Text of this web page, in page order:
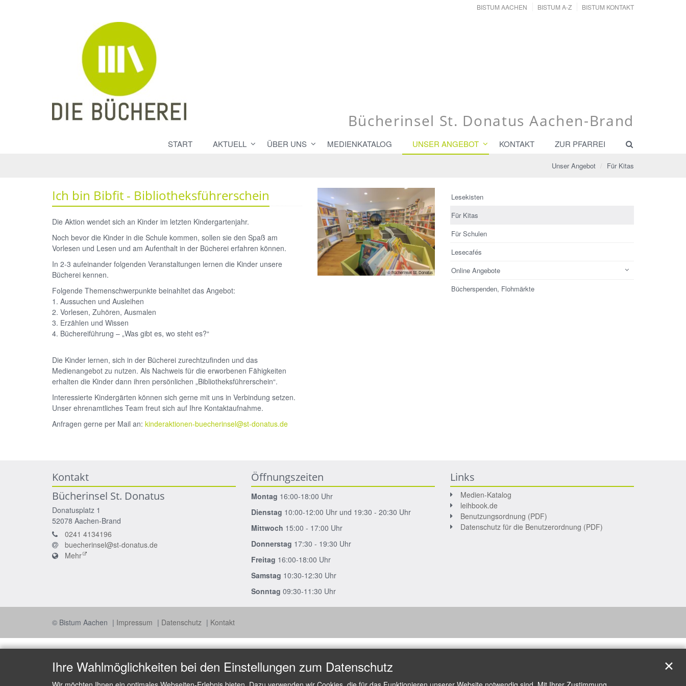
BISTUM AACHEN BISTUM A-Z BISTUM KONTAKT
Bücherinsel St. Donatus Aachen-Brand
START AKTUELL ÜBER UNS MEDIENKATALOG UNSER ANGEBOT KONTAKT ZUR PFARREI
Unser Angebot Für Kitas
Ich bin Bibfit - Bibliotheksführerschein
Die Aktion wendet sich an Kinder im letzten Kindergartenjahr.
Noch bevor die Kinder in die Schule kommen, sollen sie den Spaß am
Vorlesen und Lesen und am Aufenthalt in der Bücherei erfahren können.
In 2-3 aufeinander folgenden Veranstaltungen lernen die Kinder unsere
Bücherei kennen.
Folgende Themenschwerpunkte beinahltet das Angebot:
1. Aussuchen und Ausleihen
2. Vorlesen, Zuhören, Ausmalen
3. Erzählen und Wissen
4. Büchereiführung – „Was gibt es, wo steht es?“
Die Kinder lernen, sich in der Bücherei zurechtzufinden und das
Medienangebot zu nutzen. Als Nachweis für die erworbenen Fähigkeiten
erhalten die Kinder dann ihren persönlichen „Bibliotheksführerschein“.
Interessierte Kindergärten können sich gerne mit uns in Verbindung setzen.
Unser ehrenamtliches Team freut sich auf Ihre Kontaktaufnahme.
Anfragen gerne per Mail an: kinderaktionen-buecherinsel@st-donatus.de
© Bücherinsel St. Donatus
Lesekisten
Für Kitas
Für Schulen
Lesecafés
Online Angebote
Bücherspenden, Flohmärkte
Kontakt
Bücherinsel St. Donatus
Donatusplatz 1
52078 Aachen-Brand
0241 4134196
buecherinsel@st-donatus.de
Mehr
Öffnungszeiten
Montag 16:00-18:00 Uhr
Dienstag 10:00-12:00 Uhr und 19:30 - 20:30 Uhr
Mittwoch 15:00 - 17:00 Uhr
Donnerstag 17:30 - 19:30 Uhr
Freitag 16:00-18:00 Uhr
Samstag 10:30-12:30 Uhr
Sonntag 09:30-11:30 Uhr
Links
Medien-Katalog
leihbook.de
Benutzungsordnung (PDF)
Datenschutz für die Benutzerordnung (PDF)
© Bistum Aachen Impressum Datenschutz Kontakt
Ihre Wahlmöglichkeiten bei den Einstellungen zum Datenschutz ✕